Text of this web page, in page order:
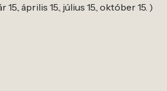
április 15., július 15., október 15. )